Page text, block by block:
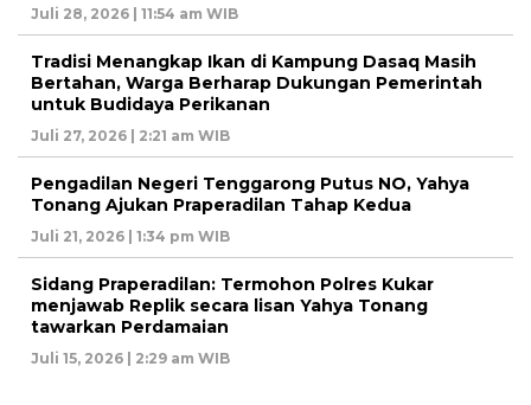
Juli 28, 2026 | 11:54 am WIB
Tradisi Menangkap Ikan di Kampung Dasaq Masih
Bertahan, Warga Berharap Dukungan Pemerintah
untuk Budidaya Perikanan
Juli 27, 2026 | 2:21 am WIB
Pengadilan Negeri Tenggarong Putus NO, Yahya
Tonang Ajukan Praperadilan Tahap Kedua
Juli 21, 2026 | 1:34 pm WIB
Sidang Praperadilan: Termohon Polres Kukar
menjawab Replik secara lisan Yahya Tonang
tawarkan Perdamaian
Juli 15, 2026 | 2:29 am WIB